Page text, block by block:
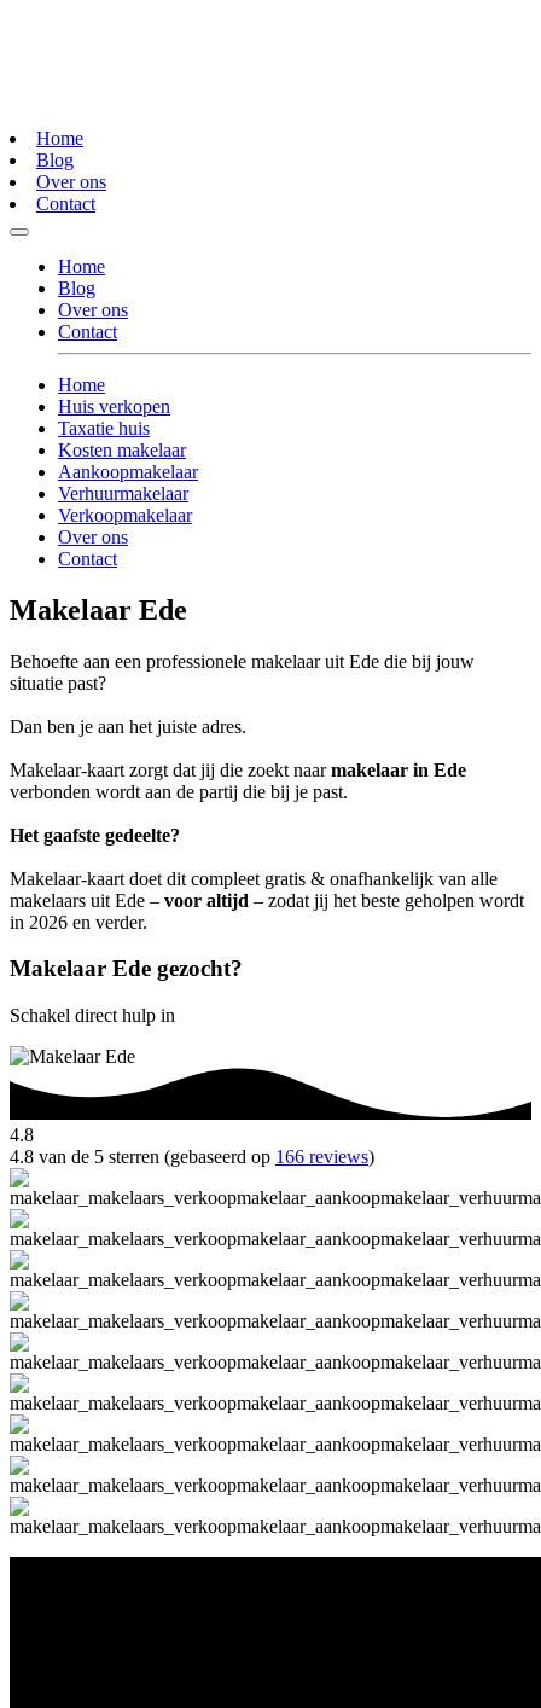
Home
Blog
Over ons
Contact
Home
Blog
Over ons
Contact
Home
Huis verkopen
Taxatie huis
Kosten makelaar
Aankoopmakelaar
Verhuurmakelaar
Verkoopmakelaar
Over ons
Contact
Makelaar Ede
Behoefte aan een professionele makelaar uit Ede die bij jouw
situatie past?
Dan ben je aan het juiste adres.
Makelaar-kaart zorgt dat jij die zoekt naarmakelaar in Ede
verbonden wordt aan de partij die bij je past.
Het gaafste gedeelte?
Makelaar-kaart doet dit compleet gratis & onafhankelijk van alle
makelaars uit Ede – voor altijd – zodat jij het beste geholpen wordt
in 2026 en verder.
Makelaar Ede gezocht?
Schakel direct hulp in
4.8
4.8 van de 5 sterren (gebaseerd op 166 reviews)